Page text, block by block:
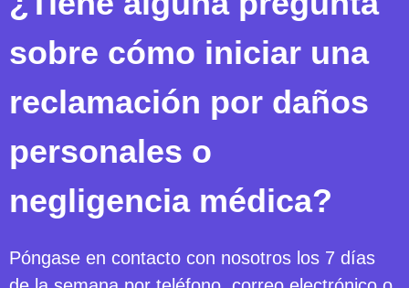
sobre cómo iniciar una
reclamación por daños
personales o
negligencia médica?
Póngase en contacto con nosotros los 7 días